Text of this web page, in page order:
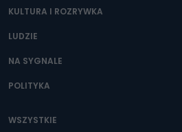
KULTURA I ROZRYWKA
LUDZIE
NA SYGNALE
POLITYKA
WSZYSTKIE